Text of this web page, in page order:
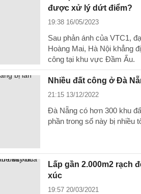
được xử lý dứt điểm?
19:38 16/05/2023
Sau phản ánh của VTC1,
Hoàng Mai, Hà Nội khẳng
công tại khu vực Đầm Ấu.
Nhiều đất công ở Đà
21:15 13/12/2022
Đà Nẵng có hơn 300 khu
phần trong số này bị nhiều
Lấp gần 2.000m2 rạch
xúc
19:57 20/03/2021